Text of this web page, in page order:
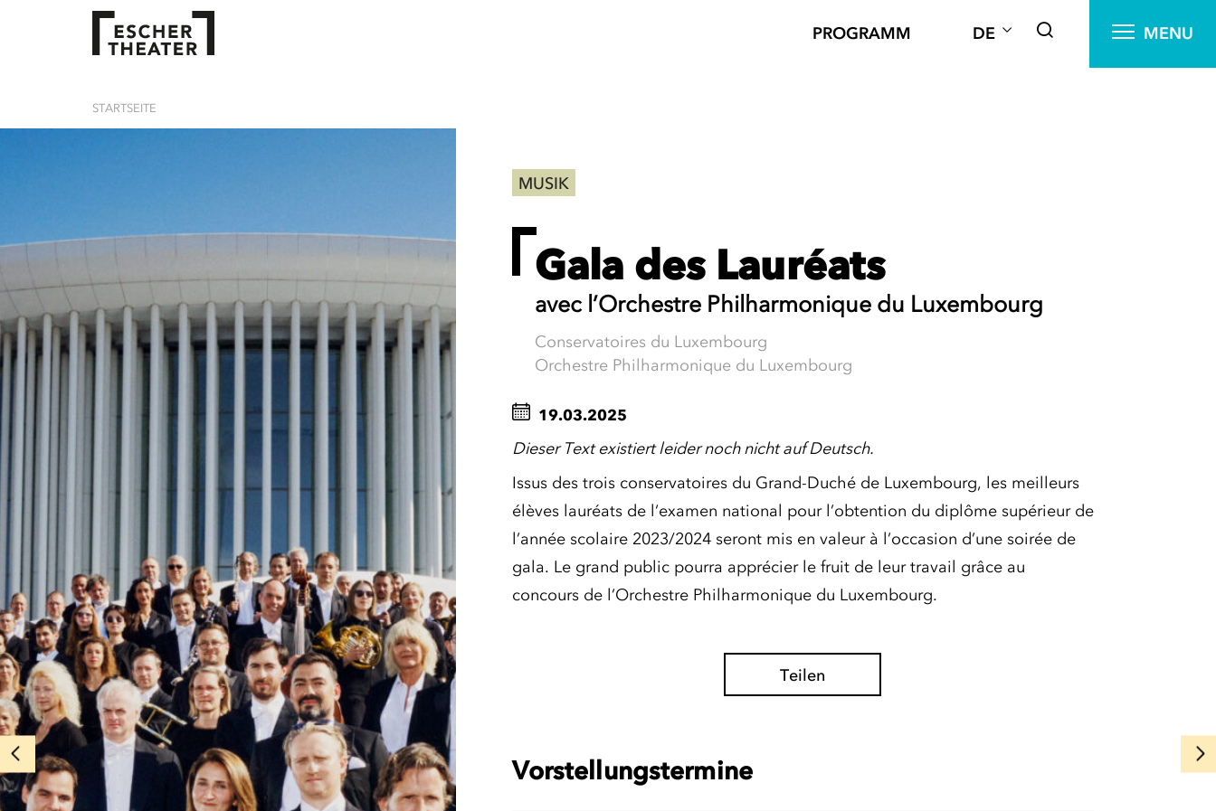
PROGRAMM DE MENU
STARTSEITE
MUSIK
Gala des Lauréats
avec l’Orchestre Philharmonique du Luxembourg
Conservatoires du Luxembourg
Orchestre Philharmonique du Luxembourg
19.03.2025
Dieser Text existiert leider noch nicht auf Deutsch.
Issus des trois conservatoires du Grand-Duché de Luxembourg, les meilleurs
élèves lauréats de l‘examen national pour l’obtention du diplôme supérieur de
l’année scolaire 2023/2024 seront mis en valeur à l’occasion d’une soirée de
gala. Le grand public pourra apprécier le fruit de leur travail grâce au
concours de l’Orchestre Philharmonique du Luxembourg.
Teilen
Vorstellungstermine